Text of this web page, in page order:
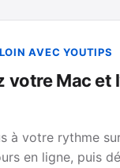
AVEC YOUTIPS
votre Mac et
à votre rythme
en ligne, puis